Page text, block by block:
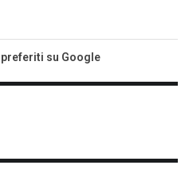
su Google